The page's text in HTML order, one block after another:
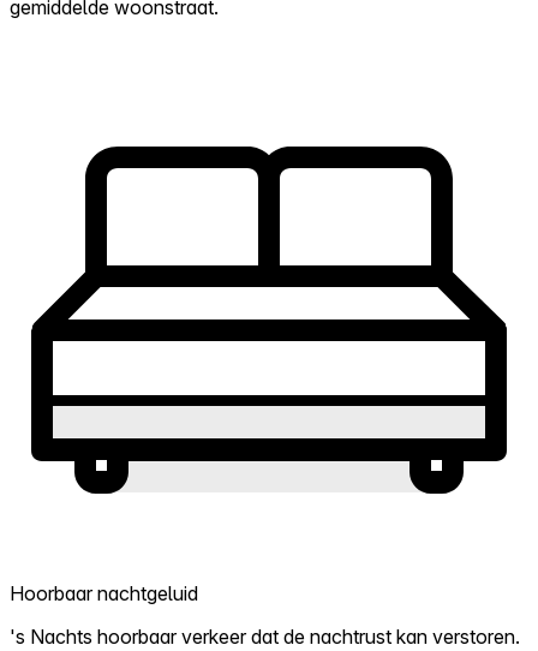
gemiddelde woonstraat.
Hoorbaar nachtgeluid
's Nachts hoorbaar verkeer dat de nachtrust kan verstoren.